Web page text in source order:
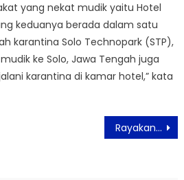
yang nekat mudik yaitu Hotel
keduanya berada dalam satu
karantina Solo Technopark (STP),
ke Solo, Jawa Tengah juga
karantina di kamar hotel,” kata
Rayakan Kosasih Day 2020, Komik Sri Asih Tayang di LINE Webtoon